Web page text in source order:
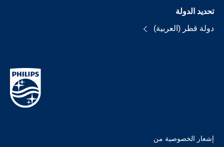
تحديد الدولة
دولة قطر (العربية)
إشعار الخصوصية من